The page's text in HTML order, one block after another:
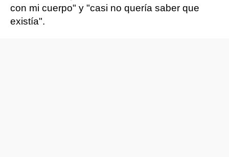
con mi cuerpo" y "casi no quería saber que
existía".